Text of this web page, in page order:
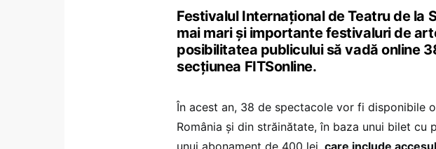
Festivalul Internațional de Teatru de la
mai mari și importante festivaluri de
posibilitatea publicului să vadă online
secțiunea FITSonline.
În acest an, 38 de spectacole vor fi disponibile
România şi din străinătate, în baza unui bilet cu
unui abonament de 400 lei, care include